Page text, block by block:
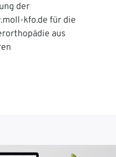
der
kfo.de für die
aus